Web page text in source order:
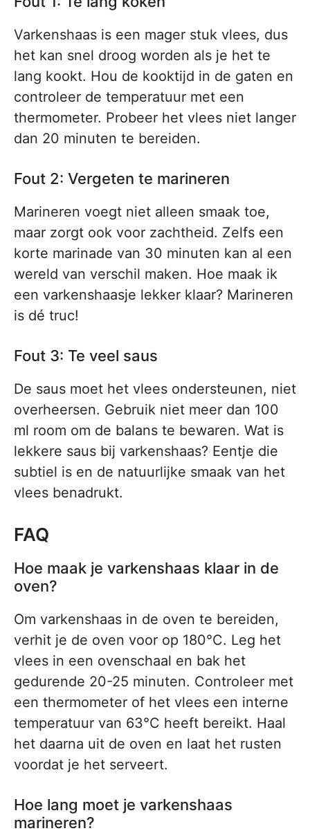
Varkenshaas is een mager stuk vlees, dus
het kan snel droog worden als je het te
lang kookt. Hou de kooktijd in de gaten en
controleer de temperatuur met een
thermometer. Probeer het vlees niet langer
dan 20 minuten te bereiden.
Fout 2: Vergeten te marineren
Marineren voegt niet alleen smaak toe,
maar zorgt ook voor zachtheid. Zelfs een
korte marinade van 30 minuten kan al een
wereld van verschil maken. Hoe maak ik
een varkenshaasje lekker klaar? Marineren
is dé truc!
Fout 3: Te veel saus
De saus moet het vlees ondersteunen, niet
overheersen. Gebruik niet meer dan 100
ml room om de balans te bewaren. Wat is
lekkere saus bij varkenshaas? Eentje die
subtiel is en de natuurlijke smaak van het
vlees benadrukt.
FAQ
Hoe maak je varkenshaas klaar in de
oven?
Om varkenshaas in de oven te bereiden,
verhit je de oven voor op 180°C. Leg het
vlees in een ovenschaal en bak het
gedurende 20-25 minuten. Controleer met
een thermometer of het vlees een interne
temperatuur van 63°C heeft bereikt. Haal
het daarna uit de oven en laat het rusten
voordat je het serveert.
Hoe lang moet je varkenshaas
marineren?